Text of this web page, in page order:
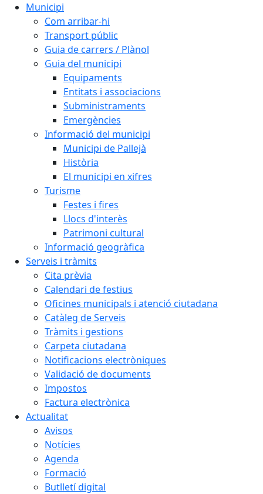
Municipi
Com arribar-hi
Transport públic
Guia de carrers / Plànol
Guia del municipi
Equipaments
Entitats i associacions
Subministraments
Emergències
Informació del municipi
Municipi de Pallejà
Història
El municipi en xifres
Turisme
Festes i fires
Llocs d'interès
Patrimoni cultural
Informació geogràfica
Serveis i tràmits
Cita prèvia
Calendari de festius
Oficines municipals i atenció ciutadana
Catàleg de Serveis
Tràmits i gestions
Carpeta ciutadana
Notificacions electròniques
Validació de documents
Impostos
Factura electrònica
Actualitat
Avisos
Notícies
Agenda
Formació
Butlletí digital